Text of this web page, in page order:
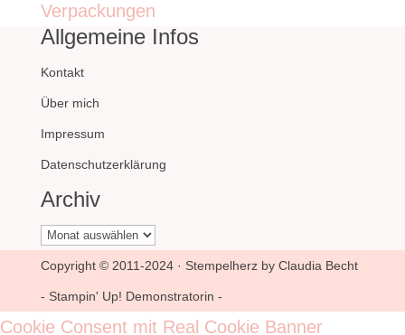
Verpackungen
Allgemeine Infos
Kontakt
Über mich
Impressum
Datenschutzerklärung
Archiv
Archiv
Copyright © 2011-2024 · Stempelherz by Claudia Becht
- Stampin' Up! Demonstratorin -
Cookie Consent mit Real Cookie Banner